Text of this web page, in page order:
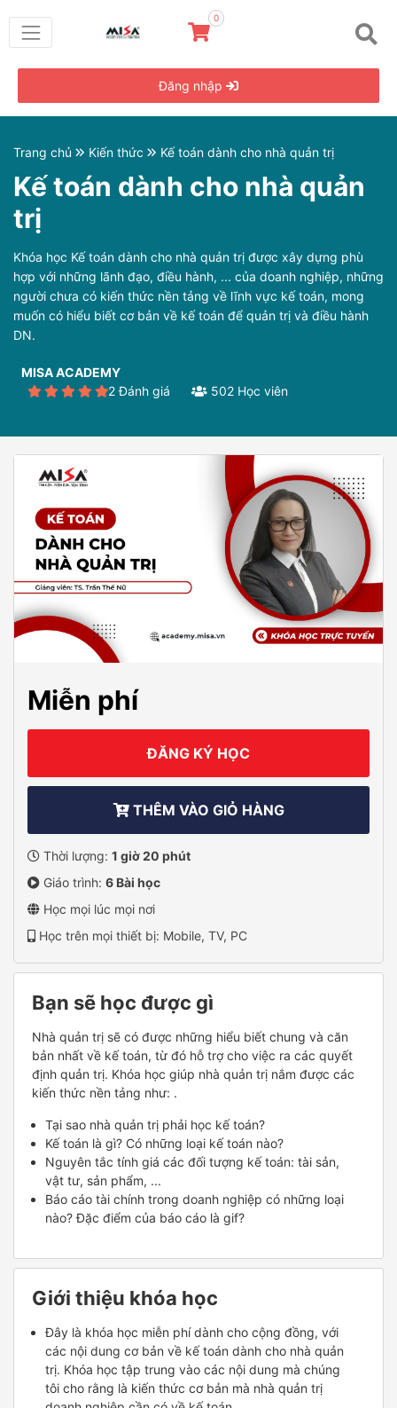
0
Đăng nhập
Trang chủ Kiến thức Kế toán dành cho nhà quản trị
Kế toán dành cho nhà quản
trị
Khóa học Kế toán dành cho nhà quản trị được xây dựng phù
hợp với những lãnh đạo, điều hành, ... của doanh nghiệp, những
người chưa có kiến thức nền tảng về lĩnh vực kế toán, mong
muốn có hiểu biết cơ bản về kế toán để quản trị và điều hành
DN.
MISA ACADEMY
2 Đánh giá
502 Học viên
Miễn phí
ĐĂNG KÝ HỌC
THÊM VÀO GIỎ HÀNG
Thời lượng: 1 giờ 20 phút
Giáo trình: 6 Bài học
Học mọi lúc mọi nơi
Học trên mọi thiết bị: Mobile, TV, PC
Bạn sẽ học được gì
Nhà quản trị sẽ có được những hiểu biết chung và căn
bản nhất về kế toán, từ đó hỗ trợ cho việc ra các quyết
định quản trị. Khóa học giúp nhà quản trị nắm được các
kiến thức nền tảng như: .
Tại sao nhà quản trị phải học kế toán?
Kế toán là gì? Có những loại kế toán nào?
Nguyên tắc tính giá các đối tượng kế toán: tài sản,
vật tư, sản phẩm, ...
Báo cáo tài chính trong doanh nghiệp có những loại
nào? Đặc điểm của báo cáo là gif?
Giới thiệu khóa học
Đây là khóa học miễn phí dành cho cộng đồng, với
các nội dung cơ bản về kế toán dành cho nhà quản
trị. Khóa học tập trung vào các nội dung mà chúng
tôi cho rằng là kiến thức cơ bản mà nhà quản trị